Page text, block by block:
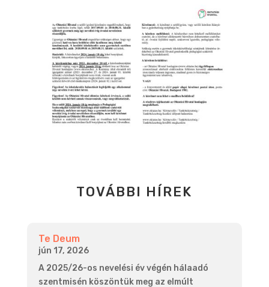
TOVÁBBI HÍREK
Te Deum
jún 17, 2026
A 2025/26-os nevelési év végén hálaadó
szentmisén köszöntük meg az elmúlt